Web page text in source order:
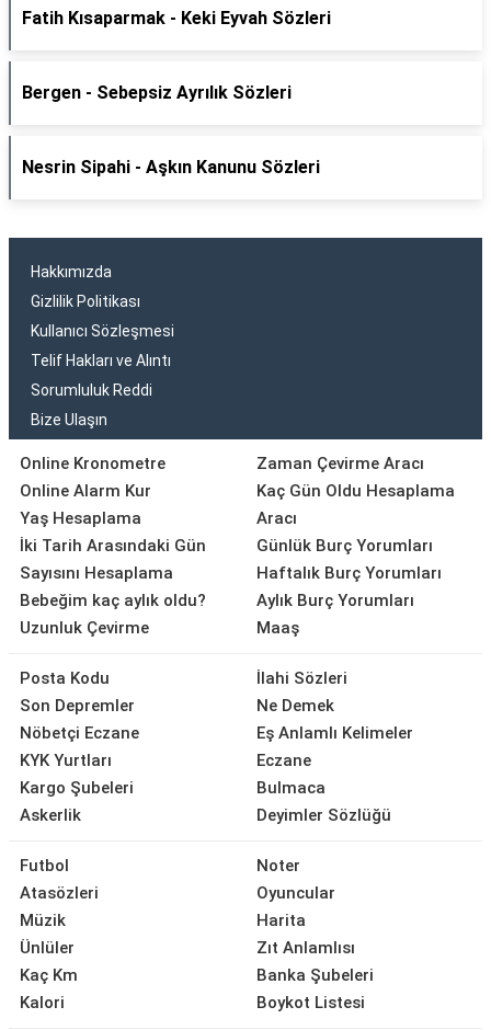
Fatih Kısaparmak - Keki Eyvah Sözleri
Bergen - Sebepsiz Ayrılık Sözleri
Nesrin Sipahi - Aşkın Kanunu Sözleri
Hakkımızda
Gizlilik Politikası
Kullanıcı Sözleşmesi
Telif Hakları ve Alıntı
Sorumluluk Reddi
Bize Ulaşın
Online Kronometre
Online Alarm Kur
Yaş Hesaplama
İki Tarih Arasındaki Gün
Sayısını Hesaplama
Bebeğim kaç aylık oldu?
Uzunluk Çevirme
Zaman Çevirme Aracı
Kaç Gün Oldu Hesaplama
Aracı
Günlük Burç Yorumları
Haftalık Burç Yorumları
Aylık Burç Yorumları
Maaş
Posta Kodu
Son Depremler
Nöbetçi Eczane
KYK Yurtları
Kargo Şubeleri
Askerlik
İlahi Sözleri
Ne Demek
Eş Anlamlı Kelimeler
Eczane
Bulmaca
Deyimler Sözlüğü
Futbol
Atasözleri
Müzik
Ünlüler
Kaç Km
Kalori
Noter
Oyuncular
Harita
Zıt Anlamlısı
Banka Şubeleri
Boykot Listesi